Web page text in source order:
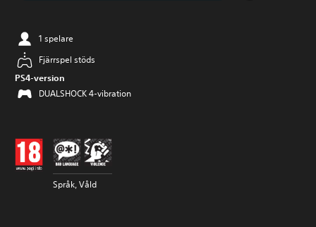
1 spelare
Fjärrspel stöds
PS4-version
DUALSHOCK 4-vibration
Språk, Våld